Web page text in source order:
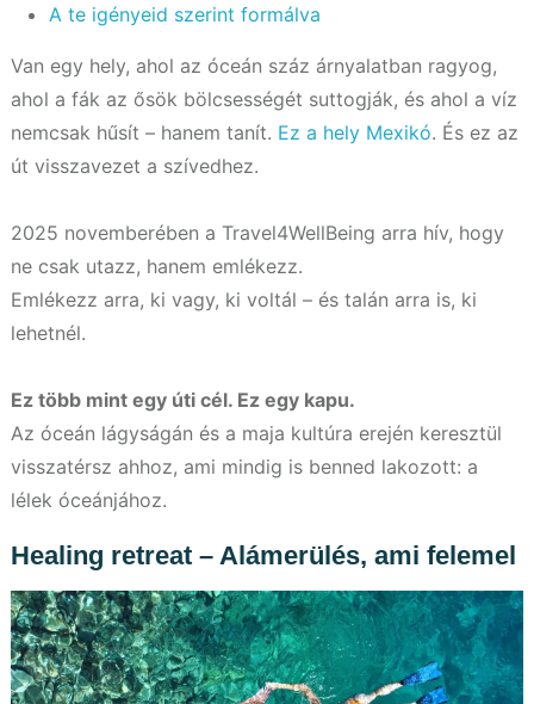
A te igényeid szerint formálva
Van egy hely, ahol az óceán száz árnyalatban ragyog,
ahol a fák az ősök bölcsességét suttogják, és ahol a víz
nemcsak hűsít – hanem tanít. Ez a hely Mexikó. És ez az
út visszavezet a szívedhez.
2025 novemberében a Travel4WellBeing arra hív, hogy
ne csak utazz, hanem emlékezz.
Emlékezz arra, ki vagy, ki voltál – és talán arra is, ki
lehetnél.
Ez több mint egy úti cél. Ez egy kapu.
Az óceán lágyságán és a maja kultúra erején keresztül
visszatérsz ahhoz, ami mindig is benned lakozott: a
lélek óceánjához.
Healing retreat – Alámerülés, ami felemel